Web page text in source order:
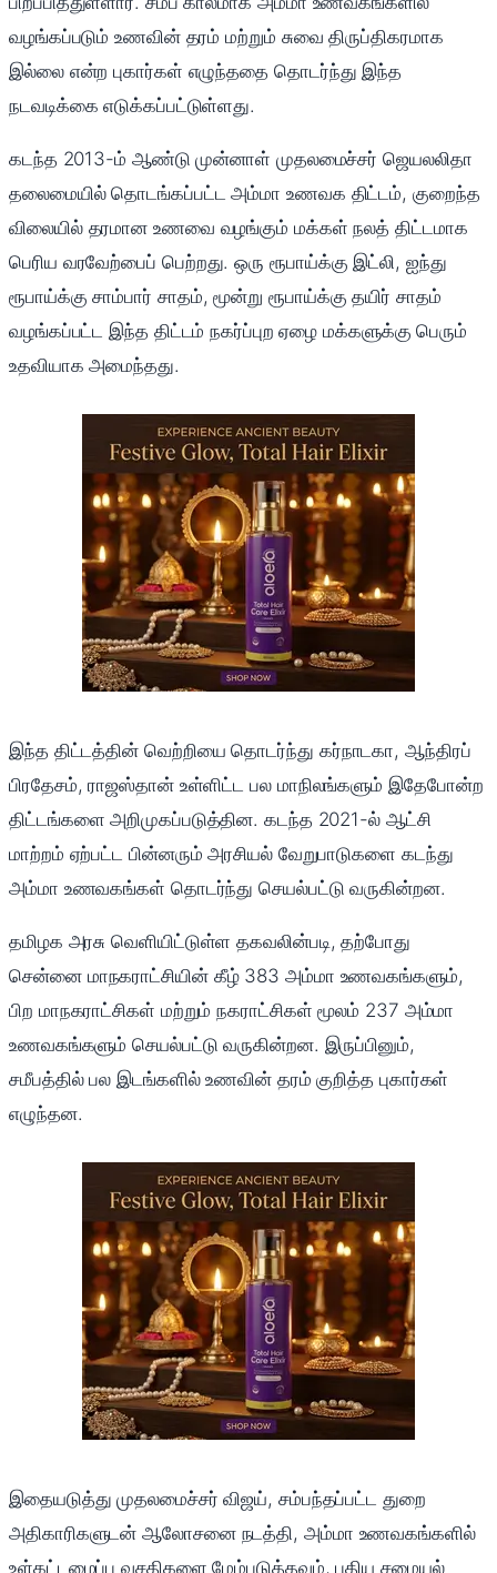
வழங்கப்படும் உணவின் தரம் மற்றும் சுவை திருப்திகரமாக
இல்லை என்ற புகார்கள் எழுந்ததை தொடர்ந்து இந்த
நடவடிக்கை எடுக்கப்பட்டுள்ளது.
கடந்த 2013-ம் ஆண்டு முன்னாள் முதலமைச்சர் ஜெயலலிதா
தலைமையில் தொடங்கப்பட்ட அம்மா உணவக திட்டம், குறைந்த
விலையில் தரமான உணவை வழங்கும் மக்கள் நலத் திட்டமாக
பெரிய வரவேற்பைப் பெற்றது. ஒரு ரூபாய்க்கு இட்லி, ஐந்து
ரூபாய்க்கு சாம்பார் சாதம், மூன்று ரூபாய்க்கு தயிர் சாதம்
வழங்கப்பட்ட இந்த திட்டம் நகர்ப்புற ஏழை மக்களுக்கு பெரும்
உதவியாக அமைந்தது.
இந்த திட்டத்தின் வெற்றியை தொடர்ந்து கர்நாடகா, ஆந்திரப்
பிரதேசம், ராஜஸ்தான் உள்ளிட்ட பல மாநிலங்களும் இதேபோன்ற
திட்டங்களை அறிமுகப்படுத்தின. கடந்த 2021-ல் ஆட்சி
மாற்றம் ஏற்பட்ட பின்னரும் அரசியல் வேறுபாடுகளை கடந்து
அம்மா உணவகங்கள் தொடர்ந்து செயல்பட்டு வருகின்றன.
தமிழக அரசு வெளியிட்டுள்ள தகவலின்படி, தற்போது
சென்னை மாநகராட்சியின் கீழ் 383 அம்மா உணவகங்களும்,
பிற மாநகராட்சிகள் மற்றும் நகராட்சிகள் மூலம் 237 அம்மா
உணவகங்களும் செயல்பட்டு வருகின்றன. இருப்பினும்,
சமீபத்தில் பல இடங்களில் உணவின் தரம் குறித்த புகார்கள்
எழுந்தன.
இதையடுத்து முதலமைச்சர் விஜய், சம்பந்தப்பட்ட துறை
அதிகாரிகளுடன் ஆலோசனை நடத்தி, அம்மா உணவகங்களில்
உள்கட்டமைப்பு வசதிகளை மேம்படுத்தவும், புதிய சமையல்